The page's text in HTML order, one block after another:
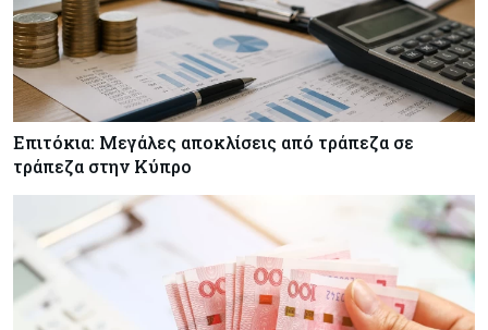
κυπριακή οικονομία μέχρι το 2050
Επιτόκια: Μεγάλες αποκλίσεις από τράπεζα σε
τράπεζα στην Κύπρο